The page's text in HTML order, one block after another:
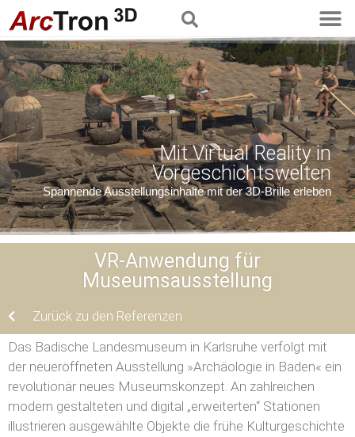
Mit Virtual Reality in
Vorgeschichtswelten
Spannende Ausstellungsinhalte mit der 3D-Brille erleben
VR-Anwendung für
Museumsausstellung
Zurück zu den Referenzen
Das Badische Landesmuseum in Karlsruhe verfolgt mit
der neueröffneten Ausstellung »Archäologie in Baden« ein
revolutionär neues Museumskonzept. An zahlreichen
modern gestalteten und digital „erweiterten“ Stationen
illustrieren ausgewählte Objekte die frühe Kulturgeschichte